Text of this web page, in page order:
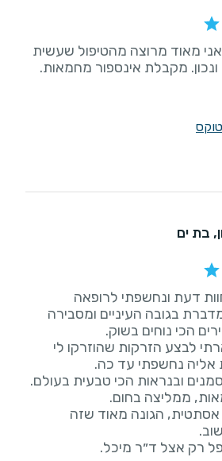
מאוד מרוצה מהטיפול שעשית
מקבלת אינספור מחמאות.
, בת ים
דעת ונחשפתי לרופאה
בגובה העיניים ומסבירה
לבצע הזרקות שהוזרקו לי
אסתטית, הגונה מאוד שזה
רק אצל ד״ר מיכל.